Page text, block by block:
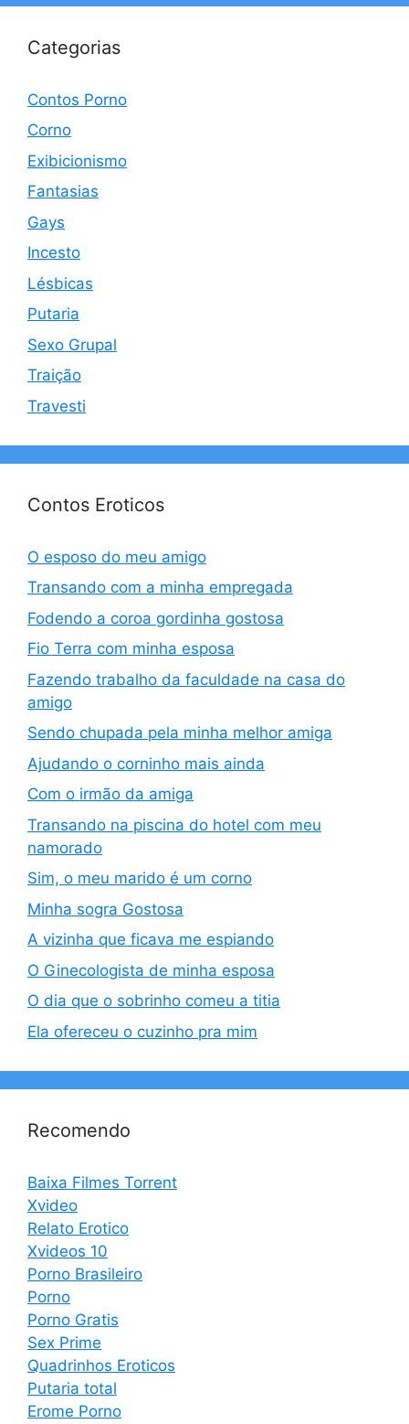
Categorias
Contos Porno
Corno
Exibicionismo
Fantasias
Gays
Incesto
Lésbicas
Putaria
Sexo Grupal
Traição
Travesti
Contos Eroticos
O esposo do meu amigo
Transando com a minha empregada
Fodendo a coroa gordinha gostosa
Fio Terra com minha esposa
Fazendo trabalho da faculdade na casa do
amigo
Sendo chupada pela minha melhor amiga
Ajudando o corninho mais ainda
Com o irmão da amiga
Transando na piscina do hotel com meu
namorado
Sim, o meu marido é um corno
Minha sogra Gostosa
A vizinha que ficava me espiando
O Ginecologista de minha esposa
O dia que o sobrinho comeu a titia
Ela ofereceu o cuzinho pra mim
Recomendo
Baixa Filmes Torrent
Xvideo
Relato Erotico
Xvideos 10
Porno Brasileiro
Porno
Porno Gratis
Sex Prime
Quadrinhos Eroticos
Putaria total
Erome Porno